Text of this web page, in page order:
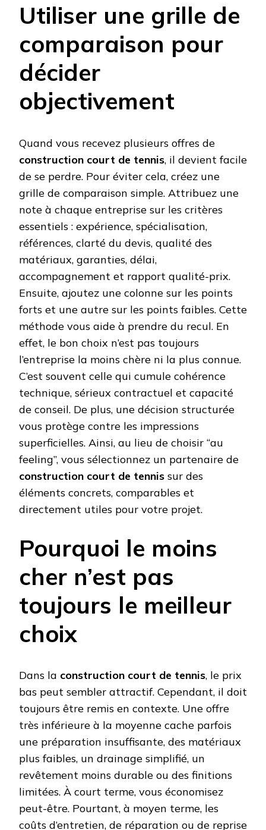
Utiliser une grille de
comparaison pour
décider
objectivement
Quand vous recevez plusieurs offres de
construction court de tennis, il devient facile
de se perdre. Pour éviter cela, créez une
grille de comparaison simple. Attribuez une
note à chaque entreprise sur les critères
essentiels : expérience, spécialisation,
références, clarté du devis, qualité des
matériaux, garanties, délai,
accompagnement et rapport qualité-prix.
Ensuite, ajoutez une colonne sur les points
forts et une autre sur les points faibles. Cette
méthode vous aide à prendre du recul. En
effet, le bon choix n’est pas toujours
l’entreprise la moins chère ni la plus connue.
C’est souvent celle qui cumule cohérence
technique, sérieux contractuel et capacité
de conseil. De plus, une décision structurée
vous protège contre les impressions
superficielles. Ainsi, au lieu de choisir “au
feeling”, vous sélectionnez un partenaire de
construction court de tennis sur des
éléments concrets, comparables et
directement utiles pour votre projet.
Pourquoi le moins
cher n’est pas
toujours le meilleur
choix
Dans la construction court de tennis, le prix
bas peut sembler attractif. Cependant, il doit
toujours être remis en contexte. Une offre
très inférieure à la moyenne cache parfois
une préparation insuffisante, des matériaux
plus faibles, un drainage simplifié, un
revêtement moins durable ou des finitions
limitées. À court terme, vous économisez
peut-être. Pourtant, à moyen terme, les
coûts d’entretien, de réparation ou de reprise